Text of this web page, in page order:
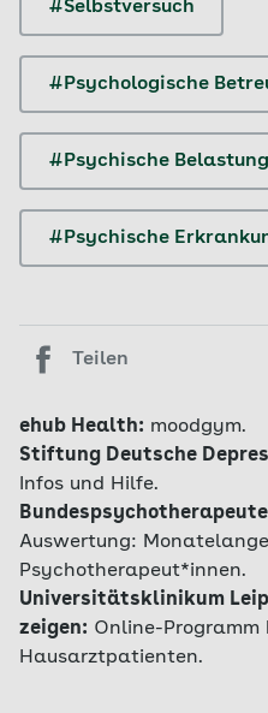
#Selbstversuch
#Psychologische
#Psychische
#Psychische
Teilen
ehub Health: moodgym.
Stiftung Deutsche
Infos und Hilfe.
Auswertung:
Psychotherapeut*innen.
Universitätsklinikum
zeigen: Online-Programm
Hausarztpatienten.